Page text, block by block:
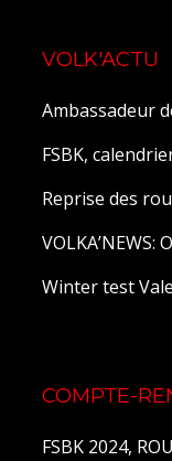
VOLK'ACTU
Ambassadeur
FSBK,
Reprise des
VOLKA’NEWS:
Winter test
COMPTE-
FSBK 2024,